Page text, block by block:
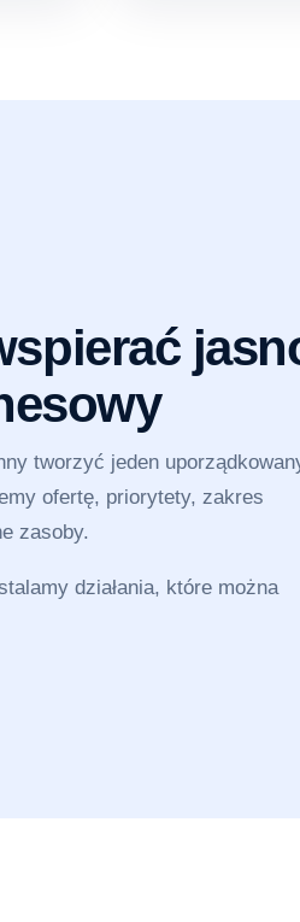
tworzyć jeden
ofertę, priorytety, zakres
zasoby.
działania, które można